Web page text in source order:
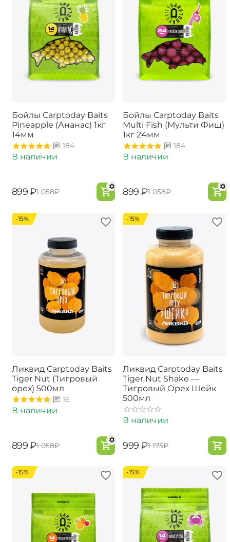
Бойлы Carptoday Baits
Pineapple (Ананас) 1кг
14мм
184
В наличии
‍899‍ ₽‍1 058‍₽
Бойлы Carptoday Baits
Multi Fish (Мульти Фиш)
1кг 24мм
184
В наличии
‍899‍ ₽‍1 058‍₽
-15%
Ликвид Carptoday Baits
Tiger Nut (Тигровый
орех) 500мл
16
В наличии
‍899‍ ₽‍1 058‍₽
-15%
Ликвид Carptoday Baits
Tiger Nut Shake —
Тигровый Орех Шейк
500мл
В наличии
‍999‍ ₽‍1 175‍₽
-15% -15%